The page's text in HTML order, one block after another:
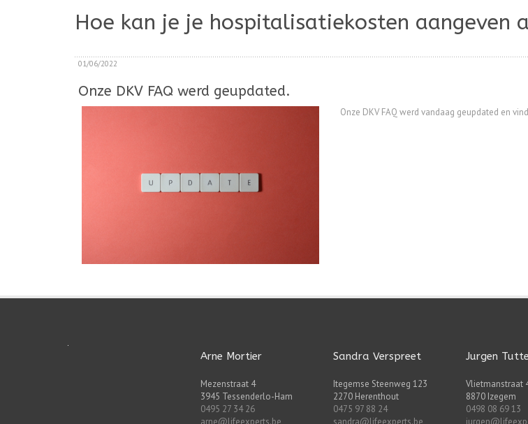
Hoe kan je je hospitalisatiekosten aangeven
01/06/2022
Onze DKV FAQ werd geupdated.
Onze DKV FAQ werd vandaag geupdated en
Arne Mortier
Mezenstraat 4
3945 Tessenderlo-Ham
0495 27 34 26
arne@lifeexperts.be
Sandra Verspreet
Itegemse Steenweg 123
2270 Herenthout
0475 97 88 24
sandra@lifeexperts.be
Jurgen
Vlietmanstraat
8870 Izegem
0498 08 69 13